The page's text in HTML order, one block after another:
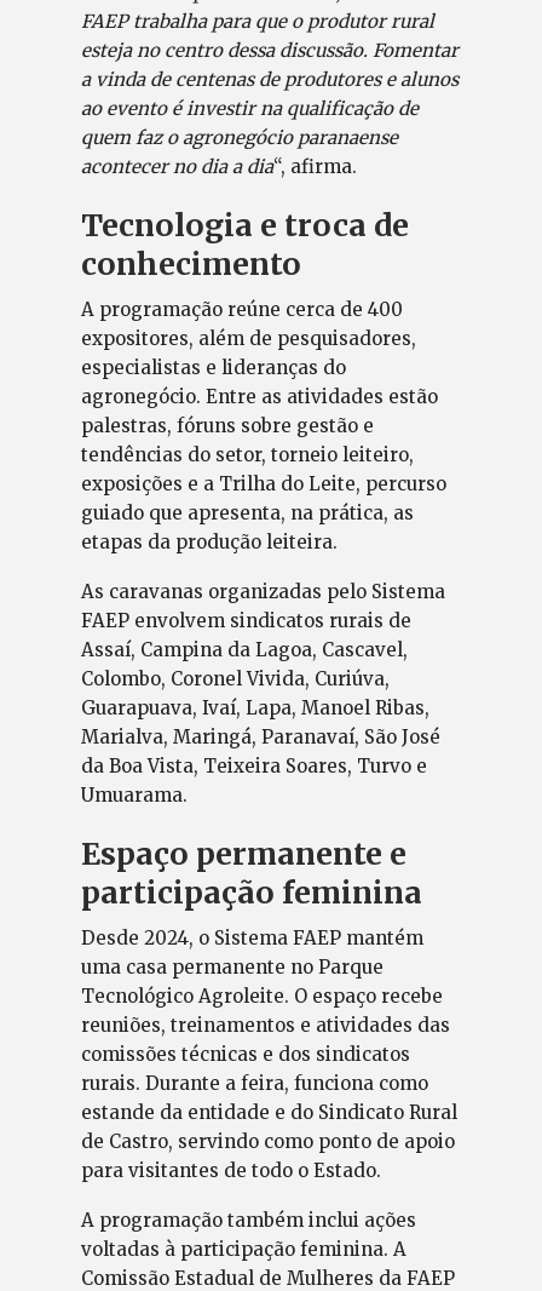
FAEP trabalha para que o produtor rural
esteja no centro dessa discussão. Fomentar
a vinda de centenas de produtores e alunos
ao evento é investir na qualificação de
quem faz o agronegócio paranaense
acontecer no dia a dia“, afirma.
Tecnologia e troca de
conhecimento
A programação reúne cerca de 400
expositores, além de pesquisadores,
especialistas e lideranças do
agronegócio. Entre as atividades estão
palestras, fóruns sobre gestão e
tendências do setor, torneio leiteiro,
exposições e a Trilha do Leite, percurso
guiado que apresenta, na prática, as
etapas da produção leiteira.
As caravanas organizadas pelo Sistema
FAEP envolvem sindicatos rurais de
Assaí, Campina da Lagoa, Cascavel,
Colombo, Coronel Vivida, Curiúva,
Guarapuava, Ivaí, Lapa, Manoel Ribas,
Marialva, Maringá, Paranavaí, São José
da Boa Vista, Teixeira Soares, Turvo e
Umuarama.
Espaço permanente e
participação feminina
Desde 2024, o Sistema FAEP mantém
uma casa permanente no Parque
Tecnológico Agroleite. O espaço recebe
reuniões, treinamentos e atividades das
comissões técnicas e dos sindicatos
rurais. Durante a feira, funciona como
estande da entidade e do Sindicato Rural
de Castro, servindo como ponto de apoio
para visitantes de todo o Estado.
A programação também inclui ações
voltadas à participação feminina. A
Comissão Estadual de Mulheres da FAEP